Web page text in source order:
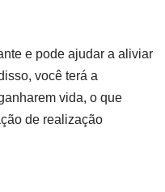
e pode ajudar a aliviar
você terá a
vida, o que
de realização